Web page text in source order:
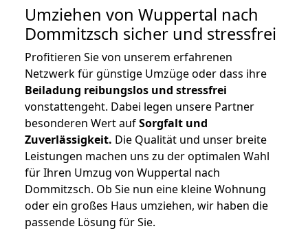
Umziehen von Wuppertal nach
Dommitzsch sicher und stressfrei
Profitieren Sie von unserem erfahrenen
Netzwerk für günstige Umzüge oder dass ihre
Beiladung reibungslos und stressfrei
vonstattengeht. Dabei legen unsere Partner
besonderen Wert aufSorgfalt und
Zuverlässigkeit. Die Qualität und unser breite
Leistungen machen uns zu der optimalen Wahl
für Ihren Umzug von Wuppertal nach
Dommitzsch. Ob Sie nun eine kleine Wohnung
oder ein großes Haus umziehen, wir haben die
passende Lösung für Sie.